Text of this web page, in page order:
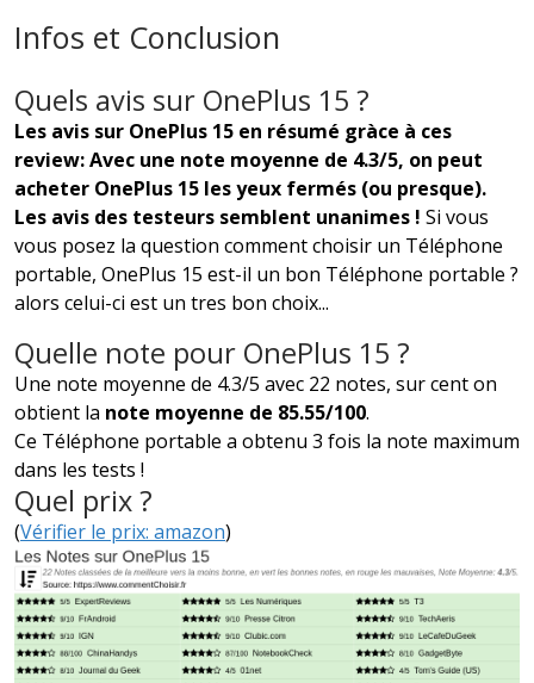
Infos et Conclusion
Quels avis sur OnePlus 15 ?
Les avis sur OnePlus 15 en résumé gràce à ces
review: Avec une note moyenne de 4.3/5, on peut
acheter OnePlus 15 les yeux fermés (ou presque).
Les avis des testeurs semblent unanimes ! Si vous
vous posez la question comment choisir un Téléphone
portable, OnePlus 15 est-il un bon Téléphone portable ?
alors celui-ci est un tres bon choix...
Quelle note pour OnePlus 15 ?
Une note moyenne de 4.3/5 avec 22 notes, sur cent on
obtient la note moyenne de 85.55/100.
Ce Téléphone portable a obtenu 3 fois la note maximum
dans les tests !
Quel prix ?
(Vérifier le prix: amazon)